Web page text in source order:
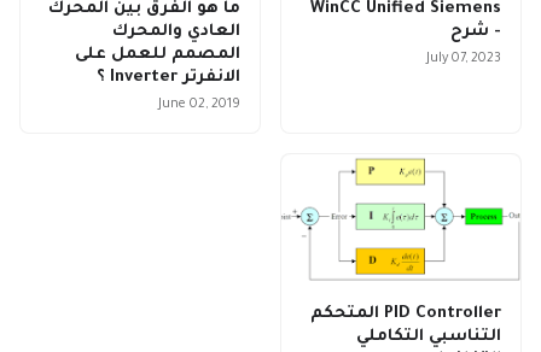
WinCC Unified Siemens
- شرح
July 07, 2023
ما هو الفرق بين المحرك
العادي والمحرك
المصمم للعمل على
الانفرتر Inverter ؟
June 02, 2019
PID Controller المتحكم
التناسبي التكاملي